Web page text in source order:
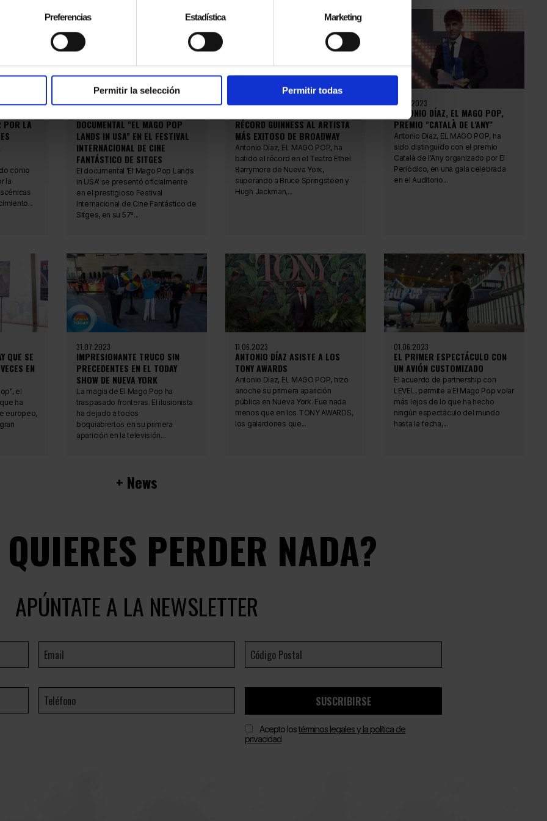
Preferencias Estadística Marketing
Permitir la selección Permitir todas
POR LA
como
la
06.10.2024
DOCUMENTAL "EL MAGO POP
LANDS IN USA" EN EL FESTIVAL
INTERNACIONAL DE CINE
FANTÁSTICO DE SITGES
El documental 'El Mago Pop Lands
in USA' se presentó oficialmente
en el prestigioso Festival
Internacional de Cine Fantástico de
Sitges, en su 57ª...
20.06.2024
RÉCORD GUINNESS AL ARTISTA
MÁS EXITOSO DE BROADWAY
Antonio Díaz, EL MAGO POP, ha
batido el récord en el Teatro Ethel
Barrymore de Nueva York,
superando a Bruce Springsteen y
Hugh Jackman,...
20.11.2023
ANTONIO DÍAZ, EL MAGO POP,
PREMIO "CATALÀ DE L'ANY"
Antonio Díaz, EL MAGO POP, ha
sido distinguido con el premio
Català de l'Any organizado por El
Periódico, en una gala celebrada
en el Auditorio...
QUE SE
EN
el
ha
europeo,
31.07.2023
IMPRESIONANTE TRUCO SIN
PRECEDENTES EN EL TODAY
SHOW DE NUEVA YORK
La magia de El Mago Pop ha
traspasado fronteras. El ilusionista
ha dejado a todos
boquiabiertos en su primera
aparición en la televisión...
11.06.2023
ANTONIO DÍAZ ASISTE A LOS
TONY AWARDS
Antonio Díaz, EL MAGO POP, hizo
anoche su primera aparición
pública en Nueva York. Fue nada
menos que en los TONY AWARDS,
los galardones que...
01.06.2023
EL PRIMER ESPECTÁCULO CON
UN AVIÓN CUSTOMIZADO
El acuerdo de partnership con
LEVEL, permite a El Mago Pop volar
más lejos de lo que ha hecho
ningún espectáculo del mundo
hasta la fecha,...
+ News
PERDER NADA?
APÚNTATE A LA NEWSLETTER
SUSCRIBIRSE
Acepto lostérminos legales y la política de
privacidad